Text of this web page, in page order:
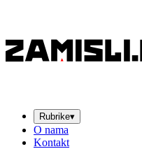
Rubrike▾
O nama
Kontakt